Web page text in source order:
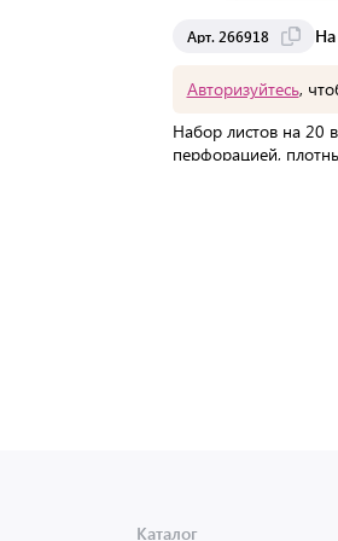
Арт. 266918
Авторизуйтесь,
Набор листов на 20
перфорацией,
Каталог